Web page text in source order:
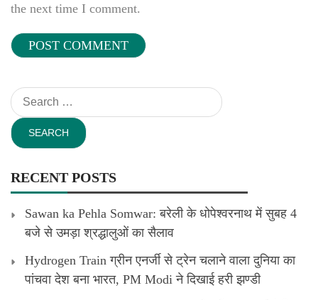
the next time I comment.
Search
for:
RECENT POSTS
Sawan ka Pehla Somwar: बरेली के धोपेश्वरनाथ में सुबह 4
बजे से उमड़ा श्रद्धालुओं का सैलाव
Hydrogen Train ग्रीन एनर्जी से ट्रेन चलाने वाला दुनिया का
पांचवा देश बना भारत, PM Modi ने दिखाई हरी झण्डी